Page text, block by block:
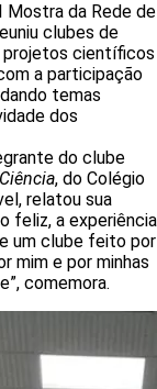
Mostra da Rede de
clubes de
projetos científicos
a participação
temas
dos
do clube
, do Colégio
relatou sua
feliz, a experiência
um clube feito por
mim e por minhas
comemora.